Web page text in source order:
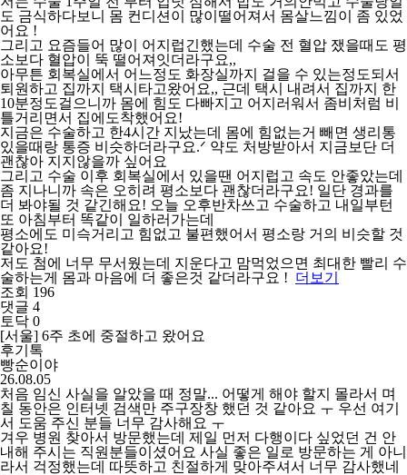
도 금식하다보니 몸 컨디션이 많이떨어져서 몸살느낌이 좀 있었
어요 !
그리고 요즘들어 많이 어지럽긴했는데 수술 전 혈압 쟀을때도 평
소보다 혈압이 뚝 떨어져잇더라구요,,
아무튼 회복실에서 어느정도 화장실까지 걸을 수 있는정도되서
퇴원하고 집까지 택시타고왔어요,, 근데 택시 내려서 집까지 한
10분정도걸으니까 몸에 힘도 다빠지고 어지러워서 좀비처럼 비
틀거리면서 집에도착했어요!
지금은 수술하고 한4시간 지났는데 몸에 힘없는거 빼면 생리통
있을때랑 통증 비슷하더라구요.ᐟ 약도 처방받아서 지금보단 더
괜찮아 지지않을까 싶어요
그리고 수술 이후 회복실에서 있을땐 어지럽고 속도 안좋았는데
좀 지나니까 속은 오히려 평소보다 괜찮더라구요! 일단 경과를
더 봐야될 것 같긴해요! 오늘 오후반차쓰고 수술하고 내일부턴
또 아침부터 똑같이 일하러가는데
평소에도 미슥거리고 힘없고 불편했어서 평소랑 거의 비슷할 것
같아요!
저도 첨에 너무 무서웠는데 지운다고 맘먹었으면 최대한 빨리 수
술하는게 몸과 마음에 더 좋은것 같더라구요 ! 더보기
조회 196
댓글 4
토닥 0
[서울] 6주 초에 중절하고 왔어요
후기톡
빵순이야
26.08.05
처음 임신 사실을 알았을 때 정말... 어떻게 해야 할지 몰라서 며
칠 동안은 인터넷 검색만 주구장창 했던 것 같아요 ㅜ 우선 여기
서 도움 주신 분들 너무 감사해요 ㅜ
겨우 병원 찾아서 방문했는데 제일 먼저 다행이다 싶었던 건 안
내해 주시는 직원분들이셨어요 사실 좋은 일로 방문하는 게 아니
라서 걱정했는데 따뜻하고 친절하게 맞아주셔서 너무 감사했네